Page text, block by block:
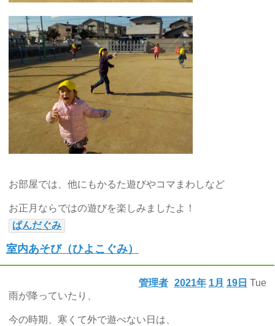
お部屋では、他にもかるた遊びやコマまわしなど
お正月ならではの遊びを楽しみましたよ！
ぱんだぐみ
室内あそび（ひよこぐみ）
2021年 1月 19日 Tue
管理者
雨が降っていたり、
今の時期、寒くて外で遊べない日は、